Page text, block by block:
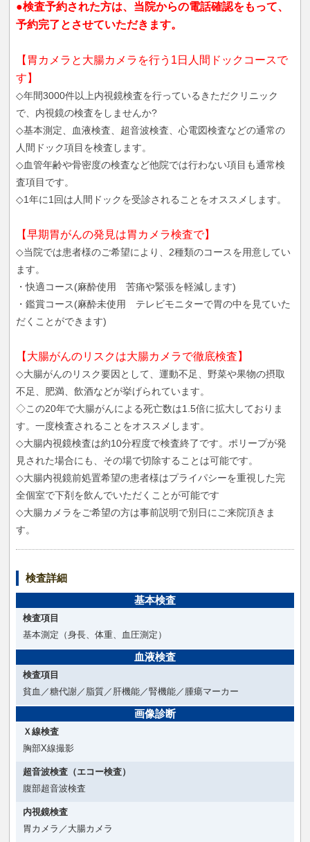
●検査予約された方は、当院からの電話確認をもって、
予約完了とさせていただきます。
【胃カメラと大腸カメラを行う1日人間ドックコースで
す】
◇年間3000件以上内視鏡検査を行っているきただクリニック
で、内視鏡の検査をしませんか?
◇基本測定、血液検査、超音波検査、心電図検査などの通常の
人間ドック項目を検査します。
◇血管年齢や骨密度の検査など他院では行わない項目も通常検
査項目です。
◇1年に1回は人間ドックを受診されることをオススメします。
【早期胃がんの発見は胃カメラ検査で】
◇当院では患者様のご希望により、2種類のコースを用意してい
ます。
・快適コース(麻酔使用 苦痛や緊張を軽減します)
・鑑賞コース(麻酔未使用 テレビモニターで胃の中を見ていた
だくことができます)
【大腸がんのリスクは大腸カメラで徹底検査】
◇大腸がんのリスク要因として、運動不足、野菜や果物の摂取
不足、肥満、飲酒などが挙げられています。
◇この20年で大腸がんによる死亡数は1.5倍に拡大しておりま
す。一度検査されることをオススメします。
◇大腸内視鏡検査は約10分程度で検査終了です。ポリープが発
見された場合にも、その場で切除することは可能です。
◇大腸内視鏡前処置希望の患者様はプライパシーを重視した完
全個室で下剤を飲んでいただくことが可能です
◇大腸カメラをご希望の方は事前説明で別日にご来院頂きま
す。
検査詳細
基本検査
検査項目
基本測定（身長、体重、血圧測定）
血液検査
検査項目
貧血／糖代謝／脂質／肝機能／腎機能／腫瘍マーカー
画像診断
Ｘ線検査
胸部X線撮影
超音波検査（エコー検査）
腹部超音波検査
内視鏡検査
胃カメラ／大腸カメラ